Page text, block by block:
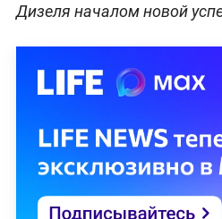
Дизеля началом новой